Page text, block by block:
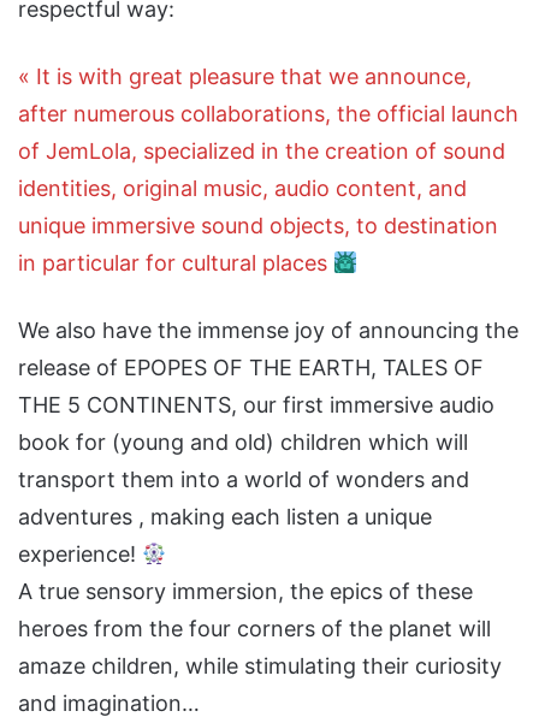
respectful way:
« It is with great pleasure that we announce,
after numerous collaborations, the official launch
of JemLola, specialized in the creation of sound
identities, original music, audio content, and
unique immersive sound objects, to destination
in particular for cultural places
We also have the immense joy of announcing the
release of EPOPES OF THE EARTH, TALES OF
THE 5 CONTINENTS, our first immersive audio
book for (young and old) children which will
transport them into a world of wonders and
adventures , making each listen a unique
experience!
A true sensory immersion, the epics of these
heroes from the four corners of the planet will
amaze children, while stimulating their curiosity
and imagination…